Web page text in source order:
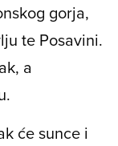
gorja,
te Posavini.
a
će sunce i